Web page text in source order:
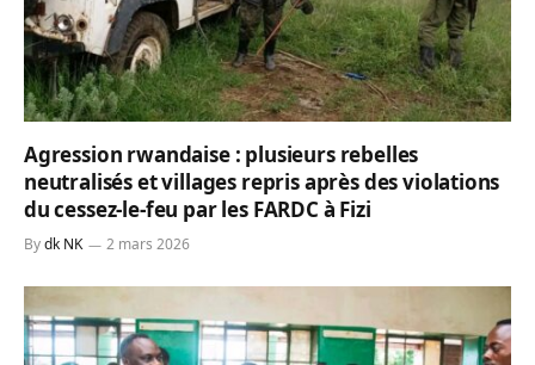
Agression rwandaise : plusieurs rebelles
neutralisés et villages repris après des violations
du cessez-le-feu par les FARDC à Fizi
Bydk NK 2 mars 2026